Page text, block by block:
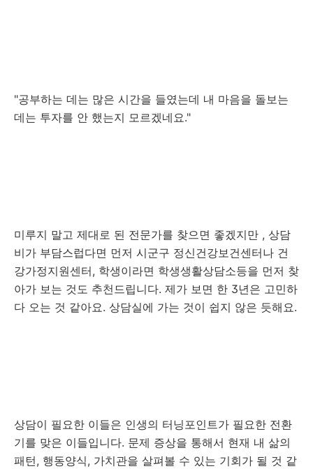
"공부하는 데는 많은 시간을 들였는데 내 마음을 돌보는
데는 투자를 안 했는지 모르겠네요."
미루지 말고 제대로 된 전문가를 찾으면 좋겠지만 , 상담
비가 부담스럽다면 먼저 시군구 정신건강보건센터나 건
강가정지원센터, 학생이라면 학생생활상담소등을 먼저 찾
아가 보는 것도 추천드립니다. 제가 보면 한 3년은 고민하
다 오는 것 같아요. 상담실에 가는 것이 쉽지 않은 듯해요.
상담이 필요한 이들은 인생의 터닝포인트가 필요한 전환
기를 맞은 이들입니다. 문제 증상을 통해서 현재 내 삶의
패턴, 행동양식, 가치관을 살펴볼 수 있는 기회가 될 것 같